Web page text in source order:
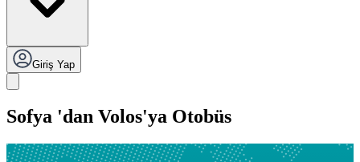
Giriş Yap
Sofya 'dan Volos'ya Otobüs